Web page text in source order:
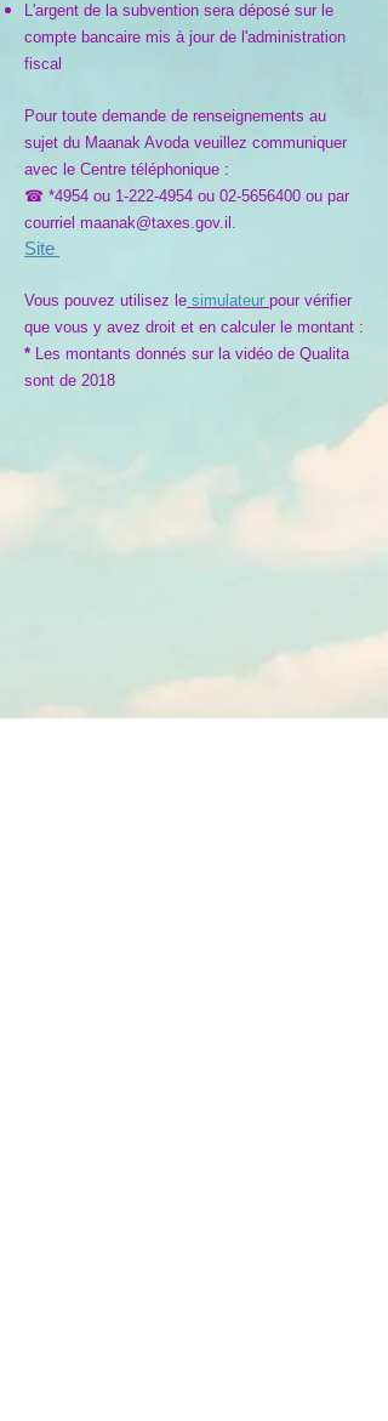
L'argent de la subvention sera déposé sur le
compte bancaire mis à jour de l'administration
fiscal
Pour toute demande de renseignements au
sujet du Maanak Avoda veuillez communiquer
avec le Centre téléphonique :
☎ *4954 ou 1-222-4954 ou 02-5656400 ou par
courriel maanak@taxes.gov.il.
Site
Vous pouvez utilisez le simulateur pour vérifier
que vous y avez droit et en calculer le montant :
* Les montants donnés sur la vidéo de Qualita
sont de 2018